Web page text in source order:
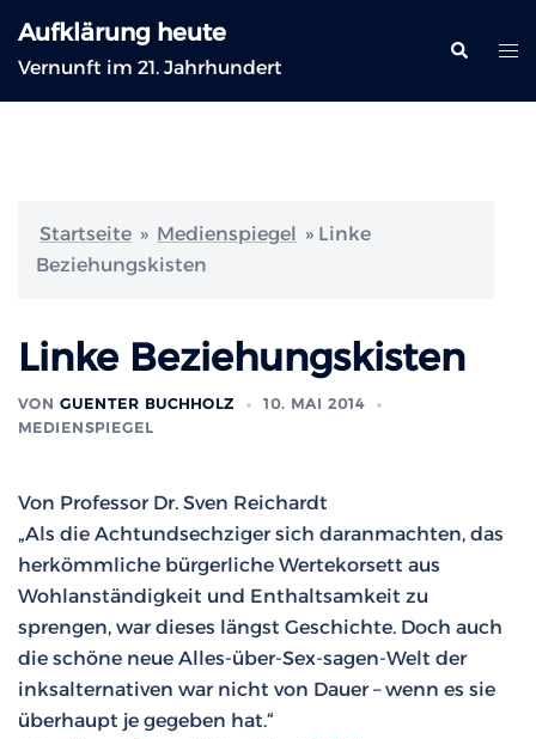
Inhalt
springen
Aufklärung heute
Vernunft im 21. Jahrhundert
Suche
Startseite » Medienspiegel » Linke
Beziehungskisten
Linke Beziehungskisten
VON GUENTER BUCHHOLZ
10. MAI 2014
MEDIENSPIEGEL
Von Professor Dr. Sven Reichardt
„Als die Achtundsechziger sich daranmachten, das
herkömmliche bürgerliche Wertekorsett aus
Wohlanständigkeit und Enthaltsamkeit zu
sprengen, war dieses längst Geschichte. Doch auch
die schöne neue Alles-über-Sex-sagen-Welt der
inksalternativen war nicht von Dauer – wenn es sie
überhaupt je gegeben hat.“